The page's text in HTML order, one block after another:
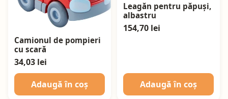
Camionul de pompieri
cu scară
34,03 lei
Adaugă în coș
Leagăn pentru păpuși,
albastru
154,70 lei
Adaugă în coș